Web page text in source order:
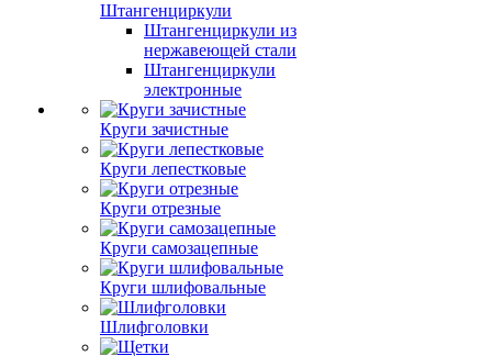
Штангенциркули
Штангенциркули из
нержавеющей стали
Штангенциркули
электронные
Круги зачистные
Круги лепестковые
Круги отрезные
Круги самозацепные
Круги шлифовальные
Шлифголовки